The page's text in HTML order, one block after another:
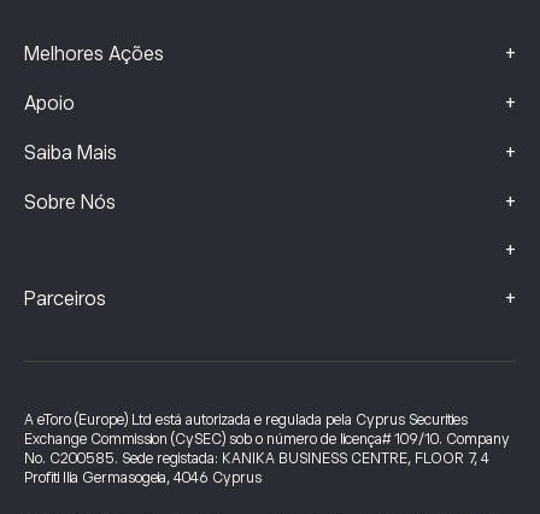
Melhores Ações +
Apoio +
Saiba Mais +
Sobre Nós +
+
Parceiros +
A eToro (Europe) Ltd está autorizada e regulada pela Cyprus Securities
Exchange Commission (CySEC) sob o número de licença# 109/10. Company
No. C200585. Sede registada: KANIKA BUSINESS CENTRE, FLOOR 7, 4
Profiti Ilia Germasogeia, 4046 Cyprus